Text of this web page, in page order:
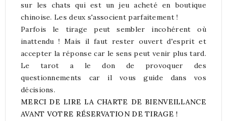
sur les chats qui est un jeu acheté en boutique
chinoise. Les deux s'associent parfaitement !
Parfois le tirage peut sembler incohérent où
inattendu ! Mais il faut rester ouvert d'esprit et
accepter la réponse car le sens peut venir plus tard.
Le tarot a le don de provoquer des
questionnements car il vous guide dans vos
décisions.
MERCI DE LIRE LA CHARTE DE BIENVEILLANCE
AVANT VOTRE RÉSERVATION DE TIRAGE !